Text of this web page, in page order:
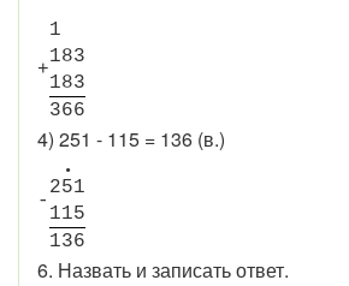
1
+
183
183
366
4) 251 - 115 = 136 (в.)
•
-
251
115
136
6. Назвать и записать ответ.